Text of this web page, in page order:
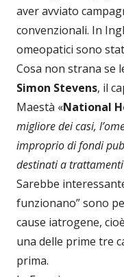
aver avviato
convenzionali. In
omeopatici sono
Cosa non strana se
Simon Stevens, il
Maestà «National
migliore dei casi,
improprio di fondi
destinati a
Sarebbe
funzionano” sono
cause iatrogene,
una delle prime tre
prima.